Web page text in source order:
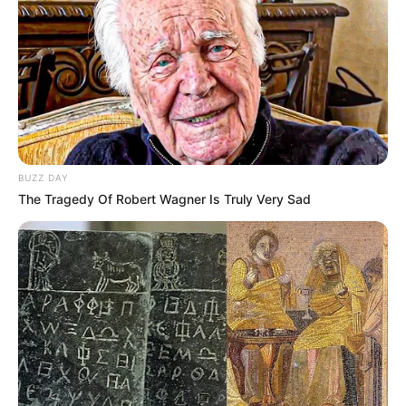
DRÁMA054
A sejk arab nyelven megalázta a pincérnőt az egész étterem
előtt, mert azt hitte, hogy együgyű lány
A sejk arab nyelven megalázta a pincérnőt az egész étterem
előtt, mert azt hitte,
DRÁMA071
Az anyós szándékosan a medencébe lökte nyolchónapos
terhes menyét, majd azt állította, hogy az egész csak ártatlan
tréfa volt
Az anyós szándékosan a medencébe lökte nyolchónapos
terhes menyét, majd azt állította, hogy az
BUZZ DAY
The Tragedy Of Robert Wagner Is Truly Very Sad